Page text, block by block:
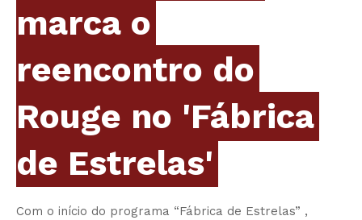
marca o
reencontro do
Rouge no 'Fábrica
de Estrelas'
Com o início do programa “Fábrica de Estrelas” ,